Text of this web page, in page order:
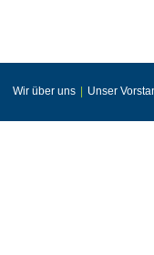
Wir über uns Unser